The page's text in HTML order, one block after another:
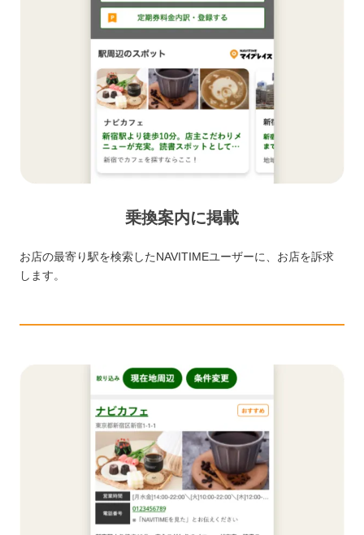
乗換案内に掲載
お店の最寄り駅を検索したNAVITIMEユーザーに、お店を訴求
します。